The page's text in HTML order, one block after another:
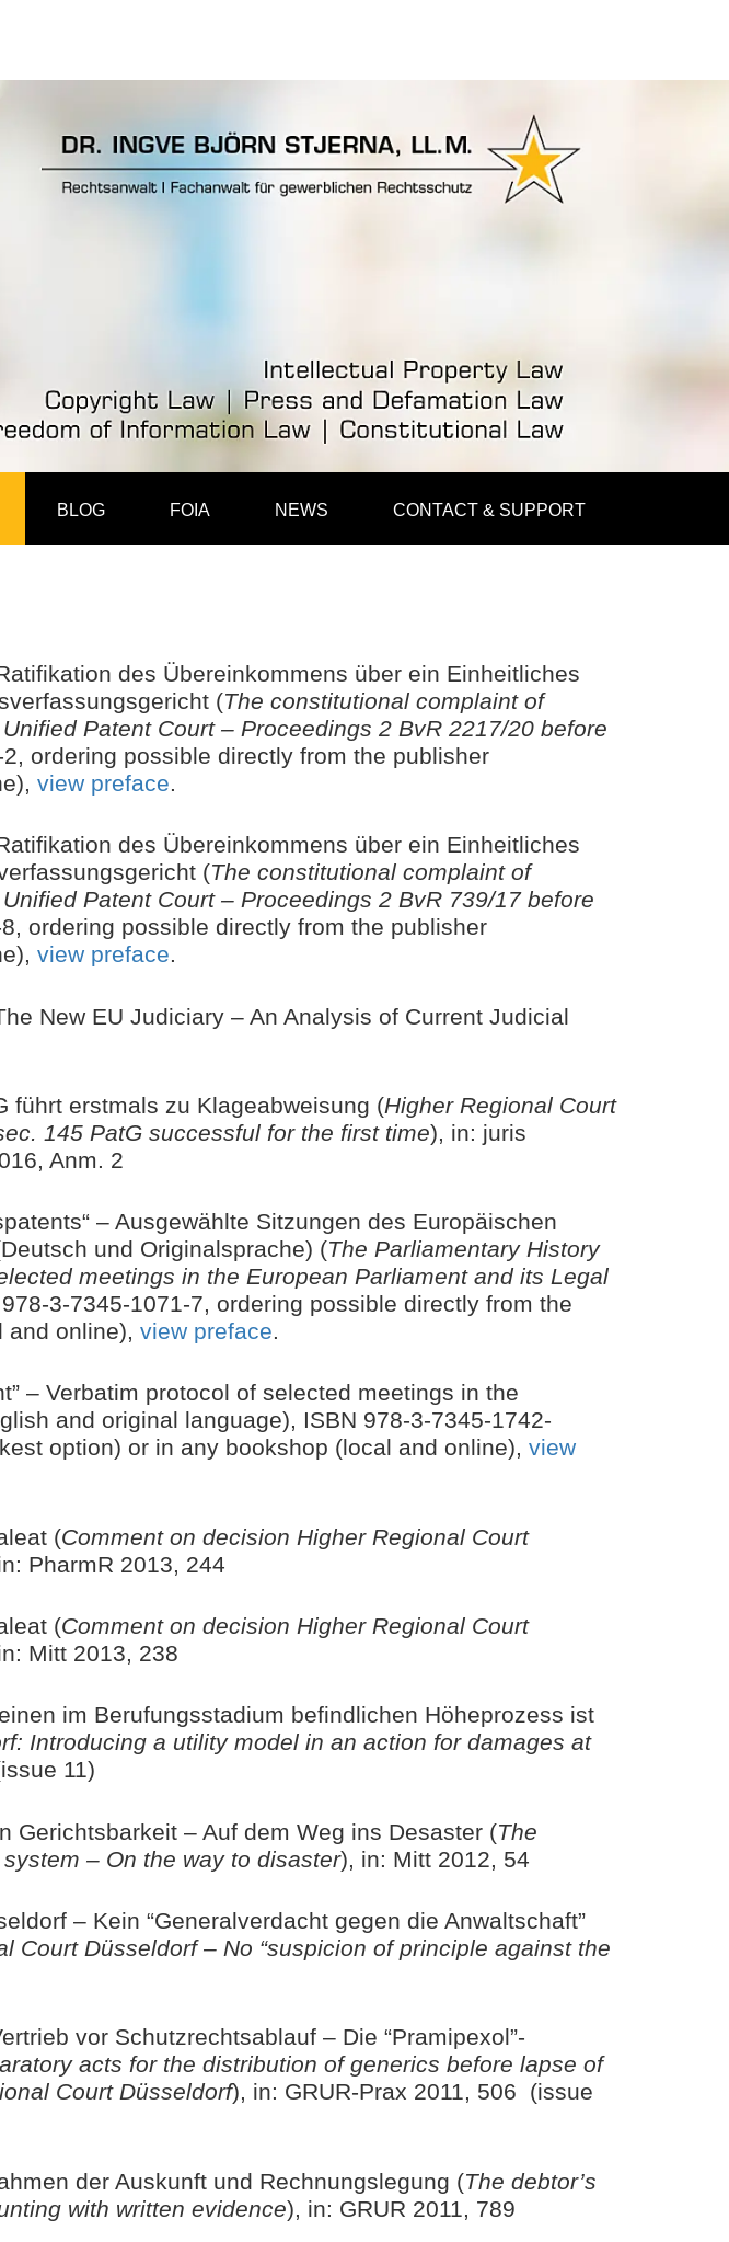
BLOG FOIA NEWS CONTACT & SUPPORT
des Übereinkommens über ein Einheitliches
(The constitutional complaint of
Patent Court – Proceedings 2 BvR 2217/20 before
ordering possible directly from the publisher
view preface.
des Übereinkommens über ein Einheitliches
(The constitutional complaint of
Patent Court – Proceedings 2 BvR 739/17 before
ordering possible directly from the publisher
view preface.
New EU Judiciary – An Analysis of Current Judicial
führt erstmals zu Klageabweisung (Higher Regional Court
145 PatG successful for the first time), in: juris
Anm. 2
– Ausgewählte Sitzungen des Europäischen
und Originalsprache) (The Parliamentary History
meetings in the European Parliament and its Legal
3-7345-1071-7, ordering possible directly from the
and online), view preface.
– Verbatim protocol of selected meetings in the
and original language), ISBN 978-3-7345-1742-
option) or in any bookshop (local and online), view
(Comment on decision Higher Regional Court
PharmR 2013, 244
(Comment on decision Higher Regional Court
Mitt 2013, 238
im Berufungsstadium befindlichen Höheprozess ist
Introducing a utility model in an action for damages at
11)
Gerichtsbarkeit – Auf dem Weg ins Desaster (The
– On the way to disaster), in: Mitt 2012, 54
– Kein “Generalverdacht gegen die Anwaltschaft”
Court Düsseldorf – No “suspicion of principle against the
vor Schutzrechtsablauf – Die “Pramipexol”-
acts for the distribution of generics before lapse of
Court Düsseldorf), in: GRUR-Prax 2011, 506 (issue
der Auskunft und Rechnungslegung (The debtor’s
with written evidence), in: GRUR 2011, 789